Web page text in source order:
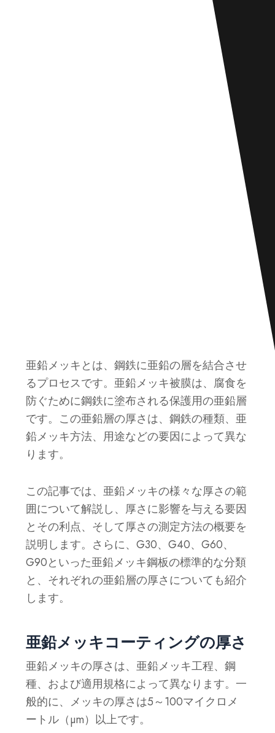
亜鉛メッキとは、鋼鉄に亜鉛の層を結合させ
るプロセスです。亜鉛メッキ被膜は、腐食を
防ぐために鋼鉄に塗布される保護用の亜鉛層
です。この亜鉛層の厚さは、鋼鉄の種類、亜
鉛メッキ方法、用途などの要因によって異な
ります。
この記事では、亜鉛メッキの様々な厚さの範
囲について解説し、厚さに影響を与える要因
とその利点、そして厚さの測定方法の概要を
説明します。さらに、G30、G40、G60、
G90といった亜鉛メッキ鋼板の標準的な分類
と、それぞれの亜鉛層の厚さについても紹介
します。
亜鉛メッキコーティングの厚さ
亜鉛メッキの厚さは、亜鉛メッキ工程、鋼
種、および適用規格によって異なります。一
般的に、メッキの厚さは5～100マイクロメ
ートル（µm）以上です。